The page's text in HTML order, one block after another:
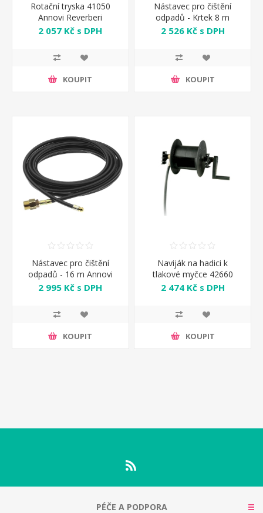
Rotační tryska 41050
Annovi Reverberi
2 057 Kč s DPH
KOUPIT
Nástavec pro čištění
odpadů - Krtek 8 m
Annovi Reverberi
2 526 Kč s DPH
KOUPIT
Nástavec pro čištění
odpadů - 16 m Annovi
Reverberi
2 995 Kč s DPH
KOUPIT
Naviják na hadici k
tlakové myčce 42660
Annovi Reverberi
2 474 Kč s DPH
KOUPIT
PÉČE A PODPORA